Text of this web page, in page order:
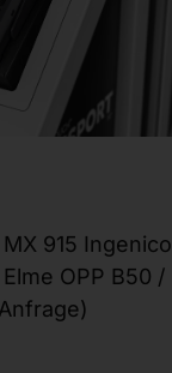
915 Ingenico
OPP B50 /